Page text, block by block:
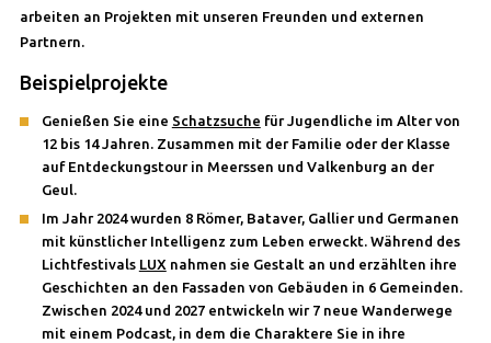
arbeiten an Projekten mit unseren Freunden und externen
Partnern.
Beispielprojekte
Genießen Sie eine Schatzsuche für Jugendliche im Alter von
12 bis 14 Jahren. Zusammen mit der Familie oder der Klasse
auf Entdeckungstour in Meerssen und Valkenburg an der
Geul.
Im Jahr 2024 wurden 8 Römer, Bataver, Gallier und Germanen
mit künstlicher Intelligenz zum Leben erweckt. Während des
Lichtfestivals LUX nahmen sie Gestalt an und erzählten ihre
Geschichten an den Fassaden von Gebäuden in 6 Gemeinden.
Zwischen 2024 und 2027 entwickeln wir 7 neue Wanderwege
mit einem Podcast, in dem die Charaktere Sie in ihre